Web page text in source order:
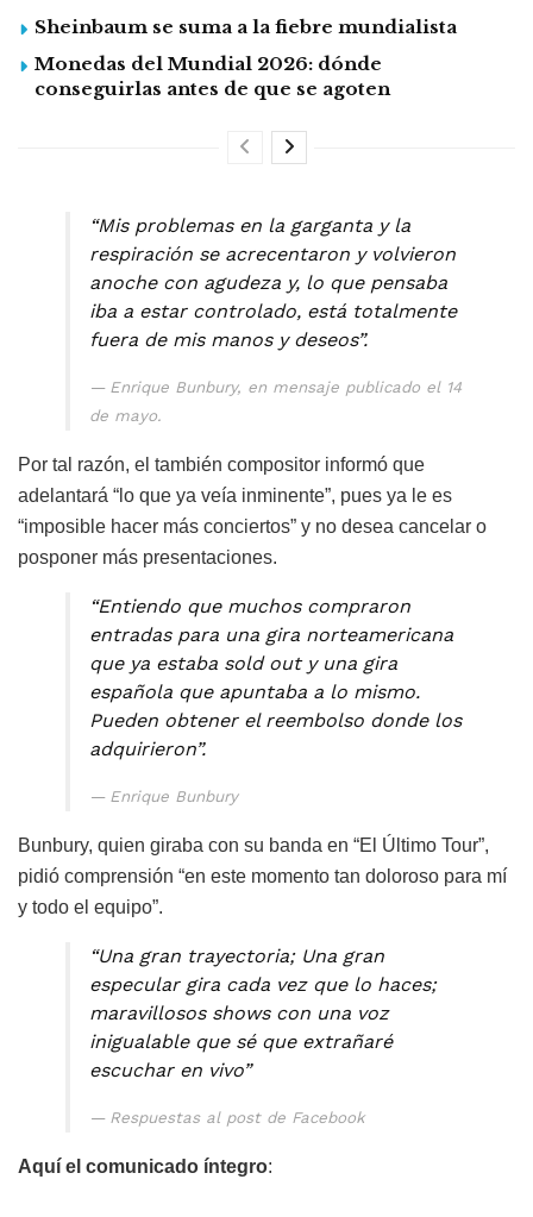
Sheinbaum se suma a la fiebre mundialista
Monedas del Mundial 2026: dónde
conseguirlas antes de que se agoten
“Mis problemas en la garganta y la
respiración se acrecentaron y volvieron
anoche con agudeza y, lo que pensaba
iba a estar controlado, está totalmente
fuera de mis manos y deseos”.
Enrique Bunbury, en mensaje publicado el 14
de mayo.
Por tal razón, el también compositor informó que
adelantará “lo que ya veía inminente”, pues ya le es
“imposible hacer más conciertos” y no desea cancelar o
posponer más presentaciones.
“Entiendo que muchos compraron
entradas para una gira norteamericana
que ya estaba sold out y una gira
española que apuntaba a lo mismo.
Pueden obtener el reembolso donde los
adquirieron”.
Enrique Bunbury
Bunbury, quien giraba con su banda en “El Último Tour”,
pidió comprensión “en este momento tan doloroso para mí
y todo el equipo”.
“Una gran trayectoria; Una gran
especular gira cada vez que lo haces;
maravillosos shows con una voz
inigualable que sé que extrañaré
escuchar en vivo”
Respuestas al post de Facebook
Aquí el comunicado íntegro: